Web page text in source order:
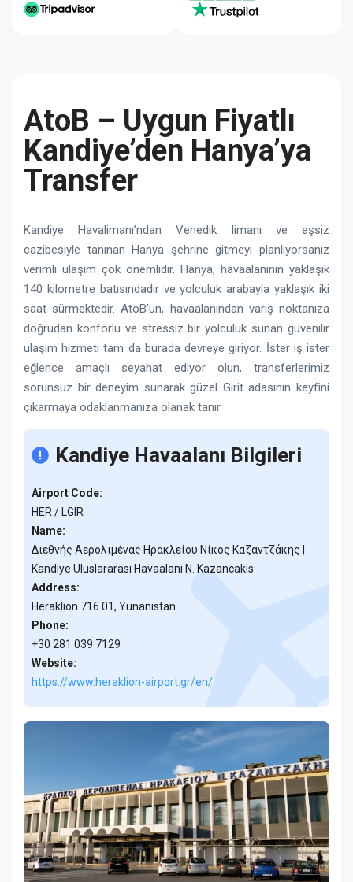
AtoB – Uygun Fiyatlı
Kandiye’den Hanya’ya
Transfer
Kandiye Havalimanı’ndan Venedik limanı ve eşsiz
cazibesiyle tanınan Hanya şehrine gitmeyi planlıyorsanız
verimli ulaşım çok önemlidir. Hanya, havaalanının yaklaşık
140 kilometre batısındadır ve yolculuk arabayla yaklaşık iki
saat sürmektedir. AtoB’un, havaalanından varış noktanıza
doğrudan konforlu ve stressiz bir yolculuk sunan güvenilir
ulaşım hizmeti tam da burada devreye giriyor. İster iş ister
eğlence amaçlı seyahat ediyor olun, transferlerimiz
sorunsuz bir deneyim sunarak güzel Girit adasının keyfini
çıkarmaya odaklanmanıza olanak tanır.
Kandiye Havaalanı Bilgileri
Airport Code:
HER / LGIR
Name:
Διεθνής Aερολιμένας Ηρακλείου Νίκος Καζαντζάκης |
Kandiye Uluslararası Havaalanı N. Kazancakis
Address:
Heraklion 716 01, Yunanistan
Phone:
+30 281 039 7129
Website:
https://www.heraklion-airport.gr/en/